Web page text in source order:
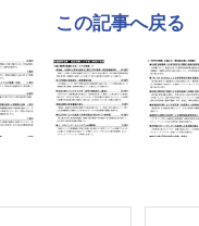
この記事へ戻る